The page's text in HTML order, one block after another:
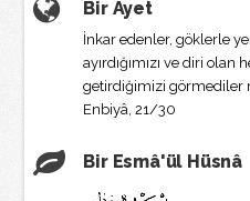
Bir Ayet
İnkar edenler, göklerle
ayırdığımızı ve diri
getirdiğimizi görmediler
Enbiyâ, 21/30
Bir Esmâ'ül Hüsnâ